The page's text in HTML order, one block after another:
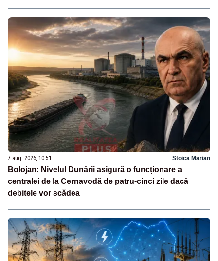
7 aug. 2026, 10:51 Stoica Marian
Bolojan: Nivelul Dunării asigură o funcționare a
centralei de la Cernavodă de patru-cinci zile dacă
debitele vor scădea